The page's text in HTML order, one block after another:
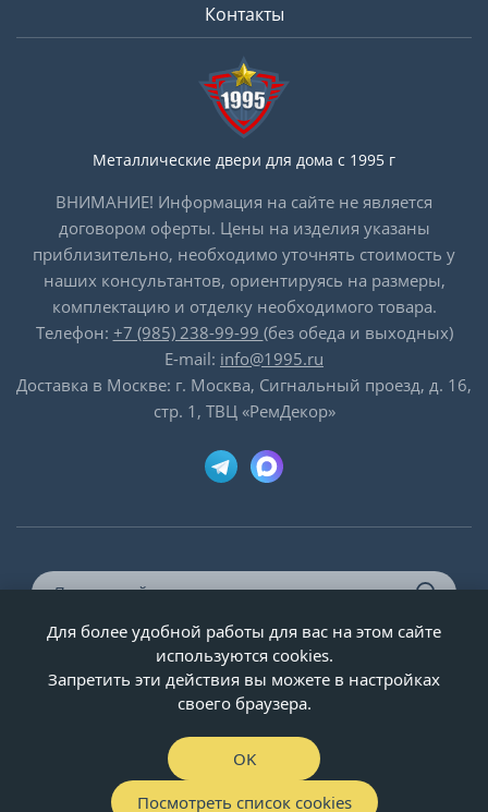
Контакты
Металлические двери для дома с 1995 г
ВНИМАНИЕ! Информация на сайте не является
договором оферты. Цены на изделия указаны
приблизительно, необходимо уточнять стоимость у
наших консультантов, ориентируясь на размеры,
комплектацию и отделку необходимого товара.
Телефон: +7 (985) 238-99-99 (без обеда и выходных)
E-mail: info@1995.ru
Доставка в Москве: г. Москва, Сигнальный проезд, д. 16,
стр. 1, ТВЦ «РемДекор»
© ООО «Двери-и-точка», ИНН 5020092947, 1995-2026 г.
Для более удобной работы для вас на этом сайте
используются cookies.
Запретить эти действия вы можете в настройках
своего браузера.
OK
Посмотреть список cookies